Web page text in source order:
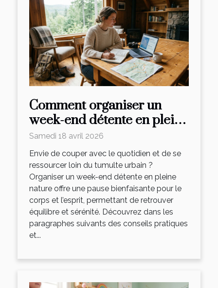
Comment organiser un
week-end détente en pleine
nature ?
Samedi 18 avril 2026
Envie de couper avec le quotidien et de se
ressourcer loin du tumulte urbain ?
Organiser un week-end détente en pleine
nature offre une pause bienfaisante pour le
corps et l’esprit, permettant de retrouver
équilibre et sérénité. Découvrez dans les
paragraphes suivants des conseils pratiques
et...